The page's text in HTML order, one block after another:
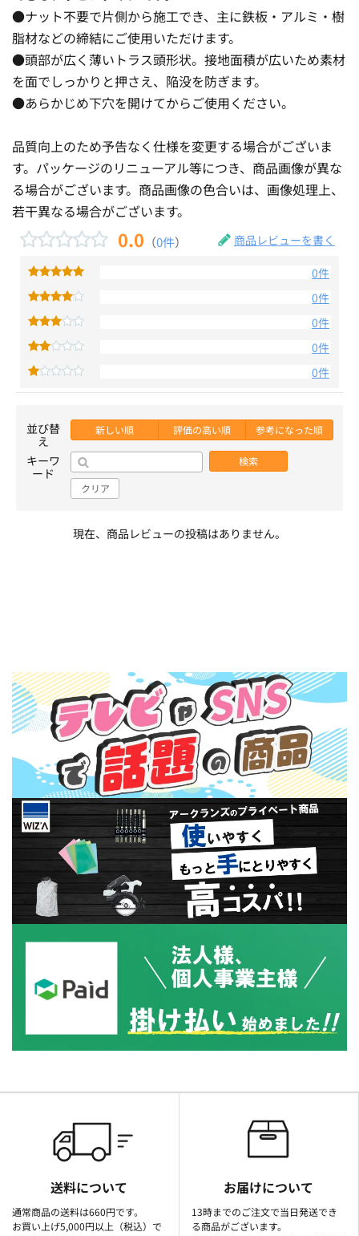
●ナット不要で片側から施工でき、主に鉄板・アルミ・樹
脂材などの締結にご使用いただけます。
●頭部が広く薄いトラス頭形状。接地面積が広いため素材
を面でしっかりと押さえ、陥没を防ぎます。
●あらかじめ下穴を開けてからご使用ください。
品質向上のため予告なく仕様を変更する場合がございま
す。パッケージのリニューアル等につき、商品画像が異な
る場合がございます。商品画像の色合いは、画像処理上、
若干異なる場合がございます。
0.0 （0件） 商品レビューを書く
0件
0件
0件
0件
0件
並び替
え
新しい順 評価の高い順 参考になった順
キーワ
ード
検索
クリア
現在、商品レビューの投稿はありません。
送料について
通常商品の送料は660円です。
お買い上げ5,000円以上（税込）で
お届けについて
13時までのご注文で当日発送でき
る商品がございます。